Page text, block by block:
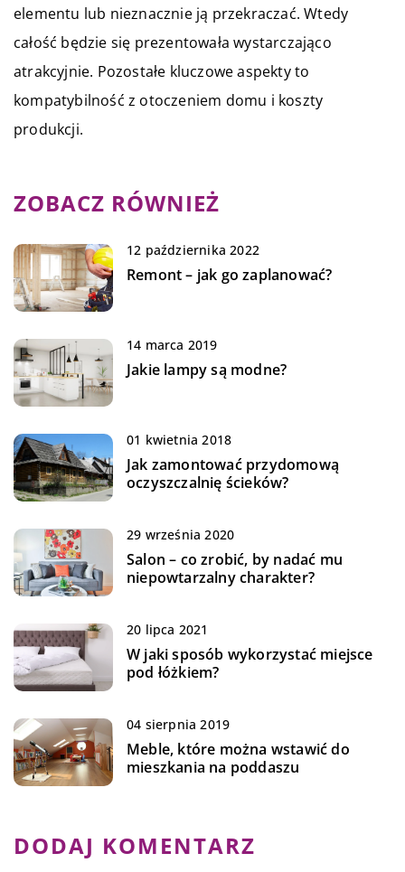
elementu lub nieznacznie ją przekraczać. Wtedy
całość będzie się prezentowała wystarczająco
atrakcyjnie. Pozostałe kluczowe aspekty to
kompatybilność z otoczeniem domu i koszty
produkcji.
ZOBACZ RÓWNIEŻ
12 października 2022
Remont – jak go zaplanować?
14 marca 2019
Jakie lampy są modne?
01 kwietnia 2018
Jak zamontować przydomową
oczyszczalnię ścieków?
29 września 2020
Salon – co zrobić, by nadać mu
niepowtarzalny charakter?
20 lipca 2021
W jaki sposób wykorzystać miejsce
pod łóżkiem?
04 sierpnia 2019
Meble, które można wstawić do
mieszkania na poddaszu
DODAJ KOMENTARZ